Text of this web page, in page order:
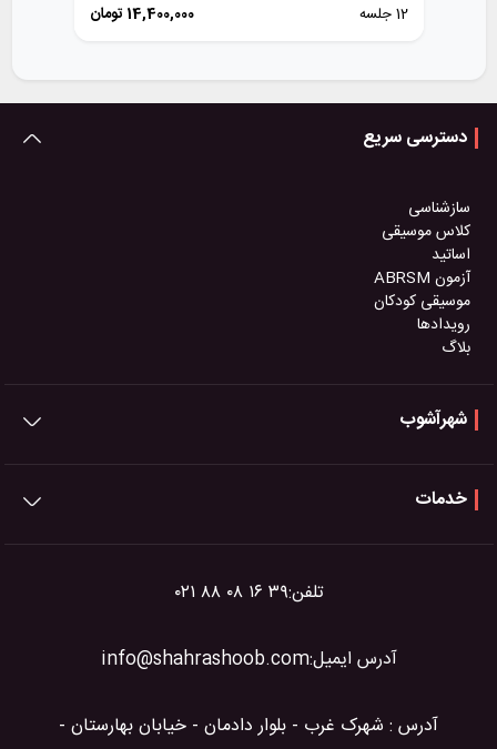
12 جلسه 14,400,000 تومان
تلفن:۰۲۱ ۸۸ ۰۸ ۱۶ ۳۹
آدرس ایمیل:info@shahrashoob.com
آدرس : شهرک غرب - بلوار دادمان - خیابان بهارستان -
دسترسی سریع
سازشناسی
کلاس موسیقی
اساتید
آزمون ABRSM
موسیقی کودکان
رویدادها
بلاگ
شهرآشوب
خدمات